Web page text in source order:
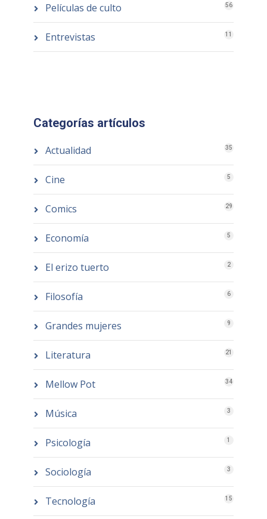
Películas de culto 56
Entrevistas 11
Categorías artículos
Actualidad 35
Cine 5
Comics 29
Economía 5
El erizo tuerto 2
Filosofía 6
Grandes mujeres 9
Literatura 21
Mellow Pot 34
Música 3
Psicología 1
Sociología 3
Tecnología 15